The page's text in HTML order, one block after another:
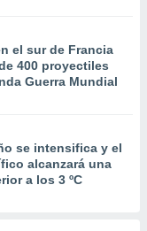
el sur de Francia
400 proyectiles
Guerra Mundial
se intensifica y el
alcanzará una
a los 3 ºC